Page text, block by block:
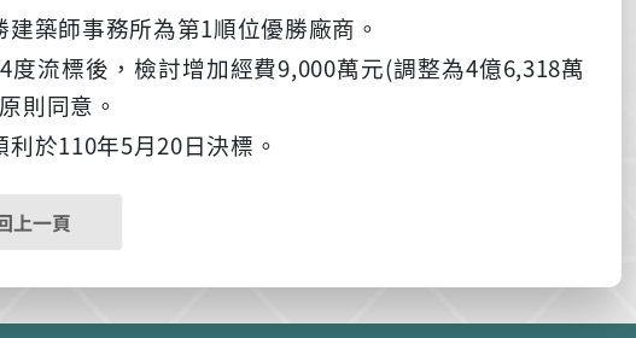
建築師事務所為第1順位優勝廠商。
4度流標後，檢討增加經費9,000萬元(調整為4億6,318萬
則同意 。
利於110年5月 20 日決標。
上一頁